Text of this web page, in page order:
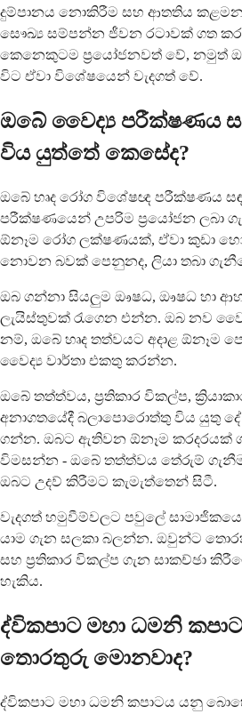
දුම්පානය නොකිරීම සහ ආතතිය
සෞඛ්‍ය සම්පන්න ජීවන රටාවක් ගත
කෙනෙකුටම ප්‍රයෝජනවත් වේ, නමුත්
විට ඒවා විශේෂයෙන් වැදගත් වේ.
ඔබේ වෛද්‍ය පරීක්ෂණය
විය යුත්තේ කෙසේද?
ඔබේ හෘද රෝග විශේෂඥ පරීක්ෂණය
පරීක්ෂණයෙන් උපරිම ප්‍රයෝජන ලබා
ඕනෑම රෝග ලක්ෂණයක්, ඒවා කුඩා හෝ
නොවන බවක් පෙනුනද, ලියා තබා
ඔබ ගන්නා සියලුම ඖෂධ, ඖෂධ හා
ලැයිස්තුවක් රැගෙන එන්න. ඔබ නව
නම්, ඔබේ හෘද තත්වයට අදාළ ඕනෑම
වෛද්‍ය වාර්තා එකතු කරන්න.
ඔබේ තත්ත්වය, ප්‍රතිකාර විකල්ප,
අනාගතයේදී බලාපොරොත්තු විය යුතු
ගන්න. ඔබට ඇතිවන ඕනෑම කරදරයක්
විමසන්න - ඔබේ තත්ත්වය තේරුම්
ඔබට උදව් කිරීමට කැමැත්තෙන් සිටී.
වැදගත් හමුවීම්වලට පවුලේ
යාම ගැන සලකා බලන්න. ඔවුන්ට
සහ ප්‍රතිකාර විකල්ප ගැන සාකච්ඡා
හැකිය.
ද්විකපාට මහා ධමනි
තොරතුරු මොනවාද?
ද්විකපාට මහා ධමනි කපාටය යනු